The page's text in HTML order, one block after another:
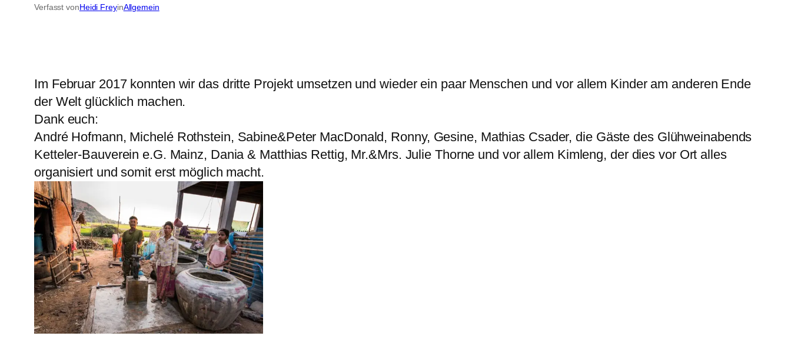
Verfasst vonHeidi FreyinAllgemein
Im Februar 2017 konnten wir das dritte Projekt umsetzen und wieder ein paar Menschen und vor allem Kinder am anderen Ende
der Welt glücklich machen.
Dank euch:
André Hofmann, Michelé Rothstein, Sabine&Peter MacDonald, Ronny, Gesine, Mathias Csader, die Gäste des Glühweinabends
Ketteler-Bauverein e.G. Mainz, Dania & Matthias Rettig, Mr.&Mrs. Julie Thorne und vor allem Kimleng, der dies vor Ort alles
organisiert und somit erst möglich macht.